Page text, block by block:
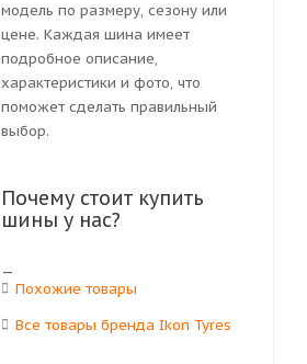
модель по размеру, сезону или
цене. Каждая шина имеет
подробное описание,
характеристики и фото, что
поможет сделать правильный
выбор.
Почему стоит купить
шины у нас?
Похожие товары
Все товары бренда Ikon Tyres